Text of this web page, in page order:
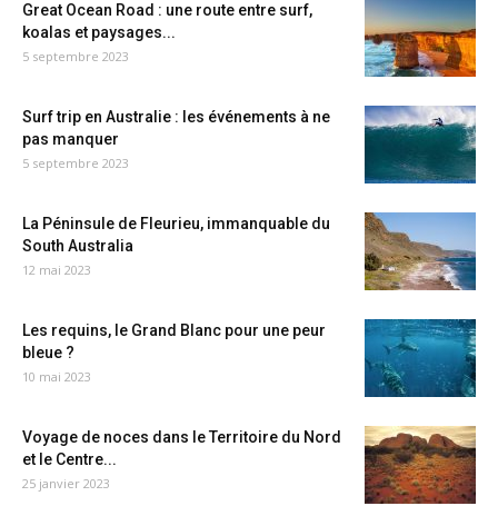
Great Ocean Road : une route entre surf,
koalas et paysages...
5 septembre 2023
Surf trip en Australie : les événements à ne
pas manquer
5 septembre 2023
La Péninsule de Fleurieu, immanquable du
South Australia
12 mai 2023
Les requins, le Grand Blanc pour une peur
bleue ?
10 mai 2023
Voyage de noces dans le Territoire du Nord
et le Centre...
25 janvier 2023